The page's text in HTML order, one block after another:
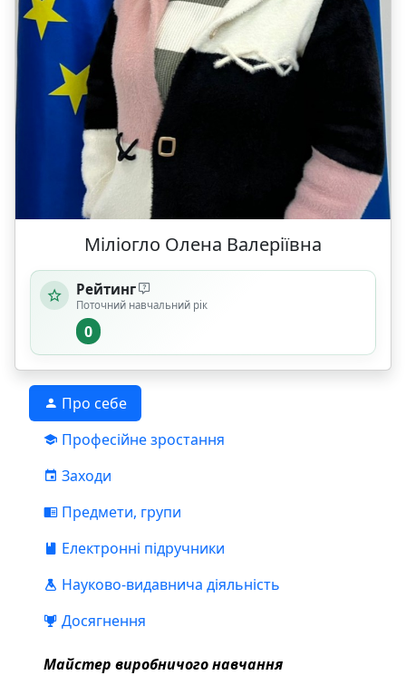
Міліогло Олена Валеріївна
Рейтинг
Поточний навчальний рік
0
Про себе
Професійне зростання
Заходи
Предмети, групи
Електронні підручники
Науково-видавнича діяльність
Досягнення
Майстер виробничого навчання